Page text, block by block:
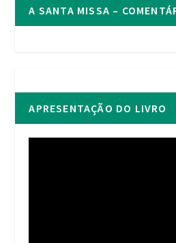
A SANTA MISSA –
APRESENTAÇÃO DO LIVRO